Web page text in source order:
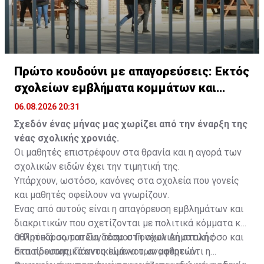
Πρώτο κουδούνι με απαγορεύσεις: Εκτός
σχολείων εμβλήματα κομμάτων και
ομάδων
06.08.2026 20:31
Σχεδόν ένας μήνας μας χωρίζει από την έναρξη της
νέας σχολικής χρονιάς.
Οι μαθητές επιστρέφουν στα θρανία και η αγορά των
σχολικών ειδών έχει την τιμητική της.
Υπάρχουν, ωστόσο, κανόνες στα σχολεία που γονείς
και μαθητές οφείλουν να γνωρίζουν.
Ένας από αυτούς είναι η απαγόρευση εμβλημάτων και
διακριτικών που σχετίζονται με πολιτικά κόμματα και
αθλητικά σωματεία, τόσο στη σχολική στολή όσο και
στα προσωπικά αντικείμενα των μαθητών.
Ο Πρόεδρος του Συνδέσμου Γονέων Δημοτικής
Εκπαίδευσης, Γιάννος Ιωάννου, αναφέρει ότι η